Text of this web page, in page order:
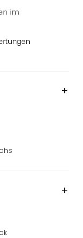
im